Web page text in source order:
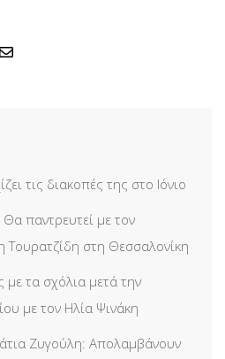
Whatsapp
Share
τις διακοπές της στο Ιόνιο
Θα παντρευτεί με τον
Τουρατζίδη στη Θεσσαλονίκη
με τα σχόλια μετά την
με τον Ηλία Ψινάκη
Ζυγούλη: Απολαμβάνουν